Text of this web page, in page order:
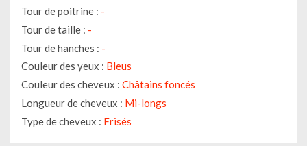
Tour de poitrine : -
Tour de taille : -
Tour de hanches : -
Couleur des yeux : Bleus
Couleur des cheveux : Châtains foncés
Longueur de cheveux : Mi-longs
Type de cheveux : Frisés